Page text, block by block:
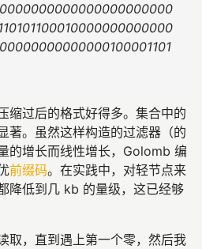
缩过后的格式好得多。集合中的
著。虽然这样构造的过滤器（的
的增长而线性增长，Golomb 编
前缀码。在实践中，对轻节点来
降低到几 kb 的量级，这已经够
取，直到遇上第一个零，然后我